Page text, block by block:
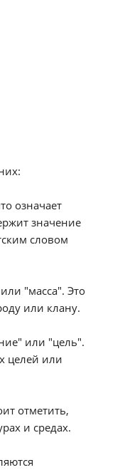
означает
значение
словом
"масса". Это
или клану.
или "цель".
целей или
отметить,
и средах.